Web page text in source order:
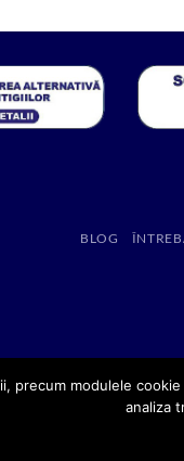
BLOG
precum modulele
analiza